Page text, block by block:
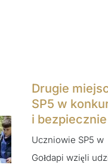
Drugie
SP5 w
i
Uczniowie SP5 w
Gołdapi wzięli